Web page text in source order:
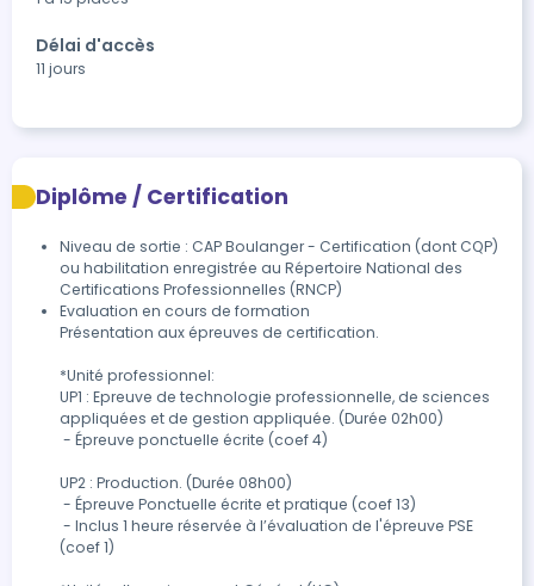
Délai d'accès
11 jours
Diplôme / Certification
Niveau de sortie : CAP Boulanger - Certification (dont CQP)
ou habilitation enregistrée au Répertoire National des
Certifications Professionnelles (RNCP)
Evaluation en cours de formation
Présentation aux épreuves de certification.
*Unité professionnel:
UP1 : Epreuve de technologie professionnelle, de sciences
appliquées et de gestion appliquée. (Durée 02h00)
UP2 : Production. (Durée 08h00)
(coef 1)